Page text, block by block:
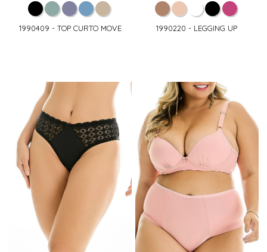
1990409 - TOP CURTO MOVE 1990220 - LEGGING UP